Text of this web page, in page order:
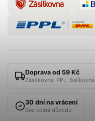
Doprava od 59 Kč
Zásilkovna, PPL, Balíkovna
30 dní na vrácení
Bez udání důvodu